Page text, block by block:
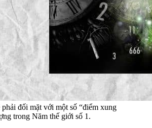
phải đối mặt với một số “điểm xung
trong Năm thế giới số 1.